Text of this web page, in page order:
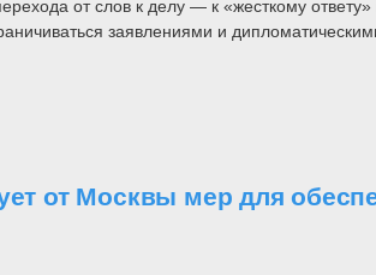
от слов к делу — к «жесткому
заявлениями и
от Москвы мер для